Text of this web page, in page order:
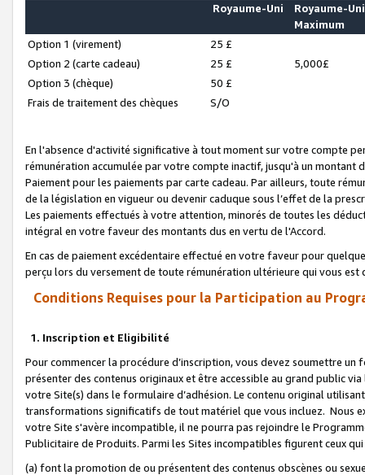
Royaume-Uni
Royaume-Uni
Maximum
Option 1 (virement)
25 £
Option 2 (carte cadeau)
25 £
5,000£
Option 3 (chèque)
50 £
Frais de traitement des chèques
S/O
En l'absence d'activité significative à tout moment sur votre compte
rémunération accumulée par votre compte inactif, jusqu'à un montant
Paiement pour les paiements par carte cadeau. Par ailleurs, toute
de la législation en vigueur ou devenir caduque sous l’effet de la
Les paiements effectués à votre attention, minorés de toutes les
intégral en votre faveur des montants dus en vertu de l'Accord.
En cas de paiement excédentaire effectué en votre faveur pour
perçu lors du versement de toute rémunération ultérieure qui vous est
Conditions Requises pour la Participation au
1. Inscription et Eligibilité
Pour commencer la procédure d’inscription, vous devez soumettre
présenter des contenus originaux et être accessible au grand public
votre Site(s) dans le formulaire d’adhésion. Le contenu original
transformations significatifs de tout matériel que vous incluez. Nous
votre Site s'avère incompatible, il ne pourra pas rejoindre le
Publicitaire de Produits. Parmi les Sites incompatibles figurent ceux
(a) font la promotion de ou présentent des contenus obscènes ou